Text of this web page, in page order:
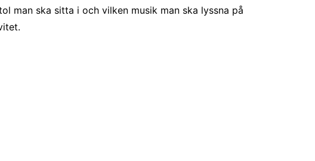
man ska sitta i och vilken musik man ska lyssna på